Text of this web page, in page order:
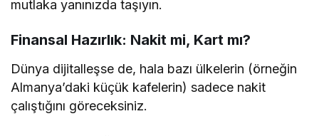
mutlaka yanınızda taşıyın.
Finansal Hazırlık: Nakit mi, Kart mı?
Dünya dijitalleşse de, hala bazı ülkelerin (örneğin
Almanya’daki küçük kafelerin) sadece nakit
çalıştığını göreceksiniz.